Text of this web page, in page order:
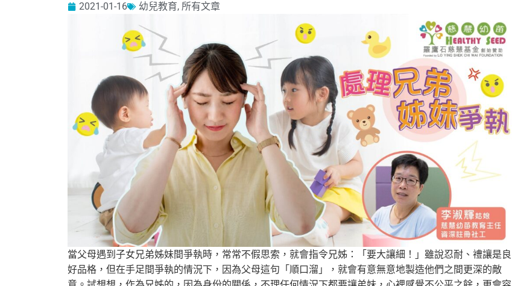
2021-01-16 幼兒教育, 所有文章
當父母遇到子女兄弟姊妹間爭執時，常常不假思索，就會指令兄姊：「要大讓細！」雖說忍耐、禮讓是良
好品格，但在手足間爭執的情況下，因為父母這句「順口溜」，就會有意無意地製造他們之間更深的敵